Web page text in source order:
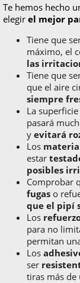
Te hemos hecho
elegir el mejor
Tiene que
máximo, el
las
Tiene que
que el aire
siempre
La
pasará
y evitará
Los
estar
posibles
Comprobar
fugas o
que el pipí
Los
para no
permitan
Los
ser
tiras más de